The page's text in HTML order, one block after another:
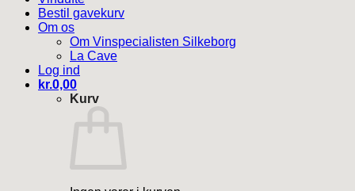
Bestil gavekurv
Om os
Om Vinspecialisten Silkeborg
La Cave
Log ind
kr.0,00
Kurv